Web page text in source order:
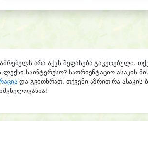
არა აქვს შეფასება გაკეთებული.
ლექსი საინტერესო? საორიენტაციო ასაკის
და გვითხრათ, თქვენი აზრით რა ასაკის